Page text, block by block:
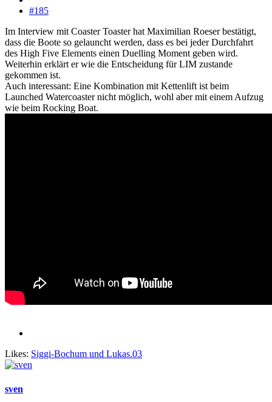
#185
Im Interview mit Coaster Toaster hat Maximilian Roeser bestätigt,
dass die Boote so gelauncht werden, dass es bei jeder Durchfahrt
des High Five Elements einen Duelling Moment geben wird.
Weiterhin erklärt er wie die Entscheidung für LIM zustande
gekommen ist.
Auch interessant: Eine Kombination mit Kettenlift ist beim
Launched Watercoaster nicht möglich, wohl aber mit einem Aufzug
wie beim Rocking Boat.
Likes: Siggi-Bochum und Lukas.03
sven